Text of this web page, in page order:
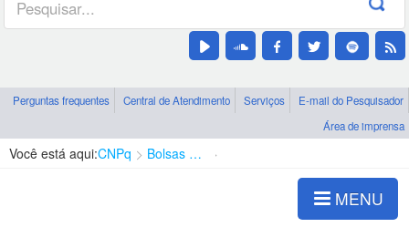
Perguntas frequentes Central de Atendimento Serviços
E-mail do Pesquisador
Área de imprensa
Você está aqui:CNPq Bolsas e Auxílios Vigentes
MENU